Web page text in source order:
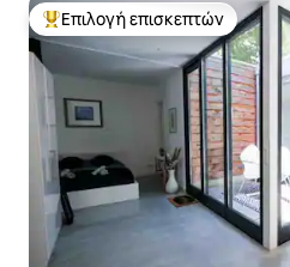
Κορυφαία επιλογή επισκεπτών
Επιλογή επισκεπτών